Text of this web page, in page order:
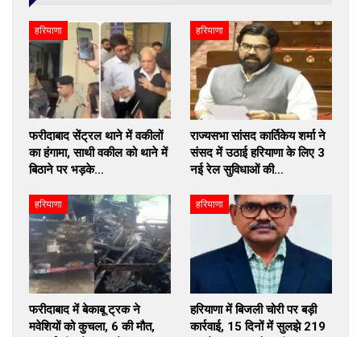
हरियाणा
फरीदाबाद सेंट्रल थाने में वकीलों
का हंगामा, साथी वकील को थाने में
बिठाने पर भड़के…
हरियाणा
राज्यसभा सांसद कार्तिकेय शर्मा ने
संसद में उठाई हरियाणा के लिए 3
नई रेल सुविधाओं की…
हरियाणा
फरीदाबाद में बेकाबू ट्रक ने
मवेशियों को कुचला, 6 की मौत,
हरियाणा
हरियाणा में बिजली चोरी पर बड़ी
कार्रवाई, 15 दिनों में सुलझे 219